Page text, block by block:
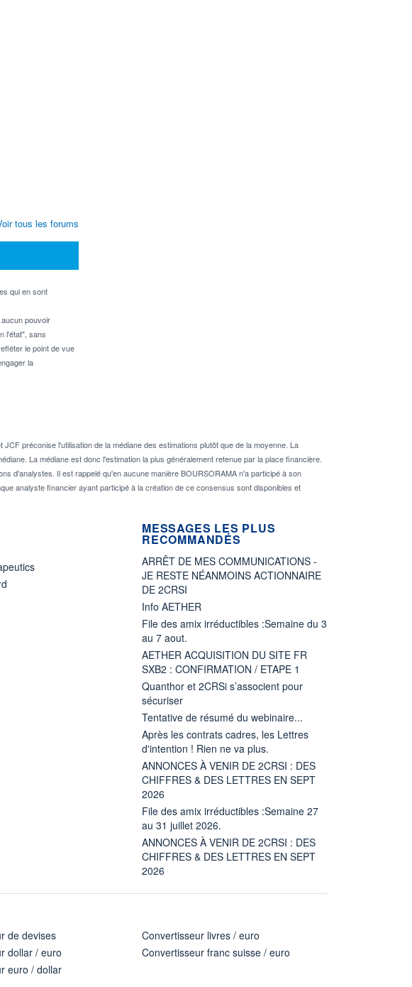
qui en sont
pouvoir
l'état", sans
le point de vue
la
tous les forums
préconise l'utilisation de la médiane des estimations plutôt que de la moyenne. La
La médiane est donc l'estimation la plus généralement retenue par la place financière.
d'analystes. Il est rappelé qu'en aucune manière BOURSORAMA n'a participé à son
analyste financier ayant participé à la création de ce consensus sont disponibles et
MESSAGES LES PLUS
RECOMMANDÉS
ARRÊT DE MES COMMUNICATIONS -
JE RESTE NÉANMOINS ACTIONNAIRE
DE 2CRSI
Info AETHER
File des amix irréductibles :Semaine du 3
au 7 aout.
AETHER ACQUISITION DU SITE FR
SXB2 : CONFIRMATION / ETAPE 1
Quanthor et 2CRSi s’associent pour
sécuriser
Tentative de résumé du webinaire...
Après les contrats cadres, les Lettres
d'intention ! Rien ne va plus.
ANNONCES À VENIR DE 2CRSI : DES
CHIFFRES & DES LETTRES EN SEPT
2026
File des amix irréductibles :Semaine 27
au 31 juillet 2026.
ANNONCES À VENIR DE 2CRSI : DES
CHIFFRES & DES LETTRES EN SEPT
2026
de devises
dollar / euro
euro / dollar
Convertisseur livres / euro
Convertisseur franc suisse / euro